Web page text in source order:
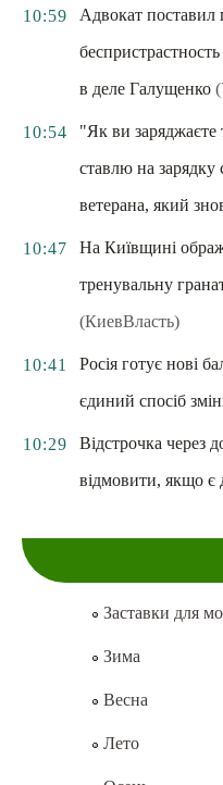
10:59
Адвокат поставил
в деле Галущенко
10:54
"Як ви заряджаєте
ставлю на зарядку
ветерана, який
10:47
На Київщині
тренувальну
(КиевВласть)
10:41
Росія готує нові
єдиний спосіб
10:29
Відстрочка через
відмовити, якщо є
Заставки для
Зима
Весна
Лето